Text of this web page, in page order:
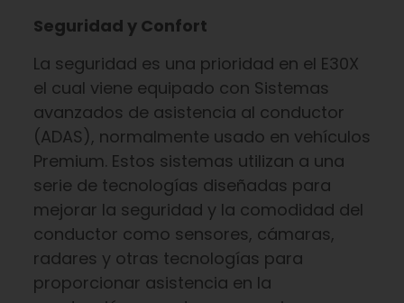
Seguridad y Confort
La seguridad es una prioridad en el E30X
el cual viene equipado con Sistemas
avanzados de asistencia al conductor
(ADAS), normalmente usado en vehículos
Premium. Estos sistemas utilizan a una
serie de tecnologías diseñadas para
mejorar la seguridad y la comodidad del
conductor como sensores, cámaras,
radares y otras tecnologías para
proporcionar asistencia en la